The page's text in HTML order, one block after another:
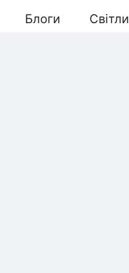
Блоги